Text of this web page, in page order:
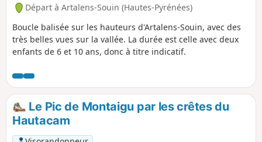
Départ à Artalens-Souin (Hautes-Pyrénées)
Boucle balisée sur les hauteurs d'Artalens-Souin, avec des
très belles vues sur la vallée. La durée est celle avec deux
enfants de 6 et 10 ans, donc à titre indicatif.
Le Pic de Montaigu par les crêtes du
Hautacam